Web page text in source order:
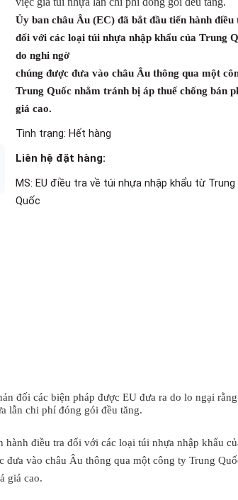
Ủy ban châu Âu (EC) đã bắt đầu tiến hành điều
đối với các loại túi nhựa nhập khẩu của Trung
do nghi ngờ
chúng được đưa vào châu Âu thông qua một
Trung Quốc nhằm tránh bị áp thuế chống bán
giá cao.
Tình trạng: Hết hàng
Liên hệ đặt hàng:
MS: EU điều tra về túi nhựa nhập khẩu từ Trung
Quốc
đối các biện pháp được EU đưa ra do lo ngại
lẫn chi phí đóng gói đều tăng.
hành điều tra đối với các loại túi nhựa nhập khẩu
đưa vào châu Âu thông qua một công ty Trung
giá cao.